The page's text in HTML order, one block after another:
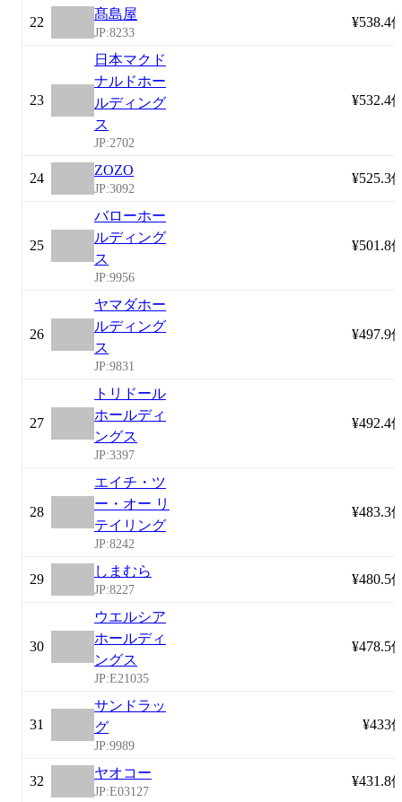
22
髙島屋
JP:8233
¥538.4
23
日本マクド
ナルドホー
ルディング
ス
JP:2702
¥532.4
24
ZOZO
JP:3092
¥525.3
25
バローホー
ルディング
ス
JP:9956
¥501.8
26
ヤマダホー
ルディング
ス
JP:9831
¥497.9
27
トリドール
ホールディ
ングス
JP:3397
¥492.4
28
エイチ・ツ
ー・オー リ
テイリング
JP:8242
¥483.3
29
しまむら
JP:8227
¥480.5
30
ウエルシア
ホールディ
ングス
JP:E21035
¥478.5
31
サンドラッ
グ
JP:9989
¥433
32
ヤオコー
JP:E03127
¥431.8